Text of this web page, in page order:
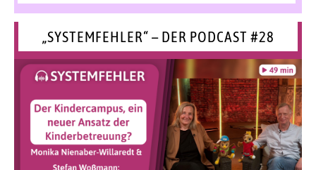
„SYSTEMFEHLER“ – DER PODCAST #28